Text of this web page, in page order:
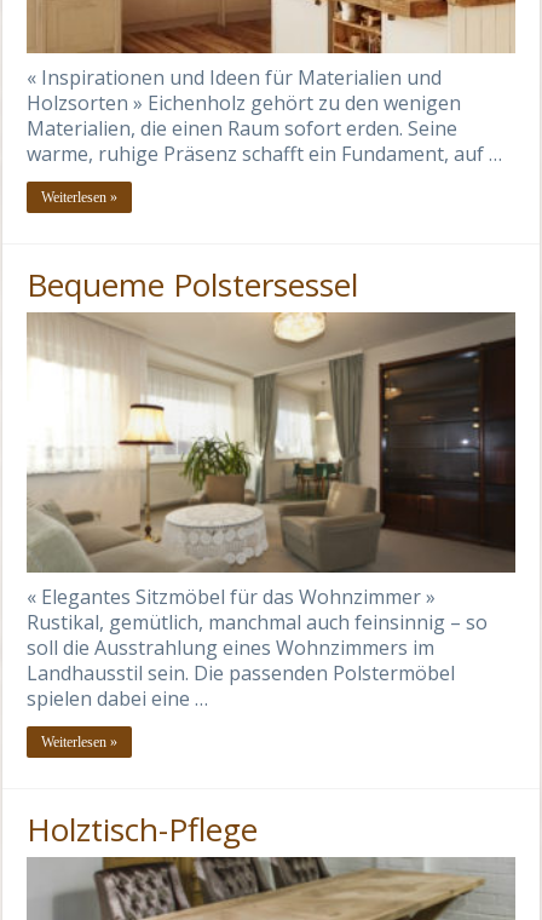
« Inspirationen und Ideen für Materialien und
Holzsorten » Eichenholz gehört zu den wenigen
Materialien, die einen Raum sofort erden. Seine
warme, ruhige Präsenz schafft ein Fundament, auf …
Weiterlesen »
Bequeme Polstersessel
« Elegantes Sitzmöbel für das Wohnzimmer »
Rustikal, gemütlich, manchmal auch feinsinnig – so
soll die Ausstrahlung eines Wohnzimmers im
Landhausstil sein. Die passenden Polstermöbel
spielen dabei eine …
Weiterlesen »
Holztisch-Pflege